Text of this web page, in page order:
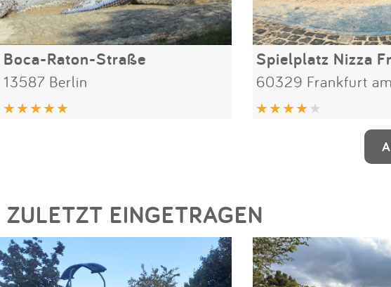
Boca-Raton-Straße
13587 Berlin 60329 Frankfurt
ZULETZT EINGETRAGEN